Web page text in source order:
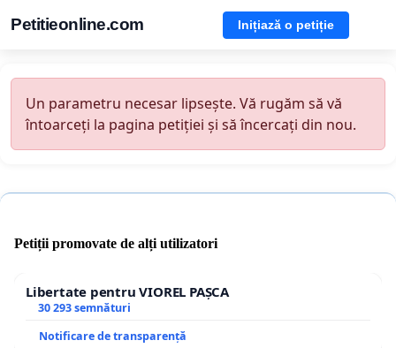
Petitieonline.com Inițiază o petiție
Un parametru necesar lipsește. Vă rugăm să vă
întoarceți la pagina petiției și să încercați din nou.
Petiții promovate de alți utilizatori
Libertate pentru VIOREL PAȘCA
30 293 semnături
Notificare de transparență